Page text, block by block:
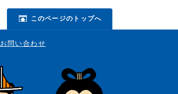
このページのトップへ
お問い合わせ